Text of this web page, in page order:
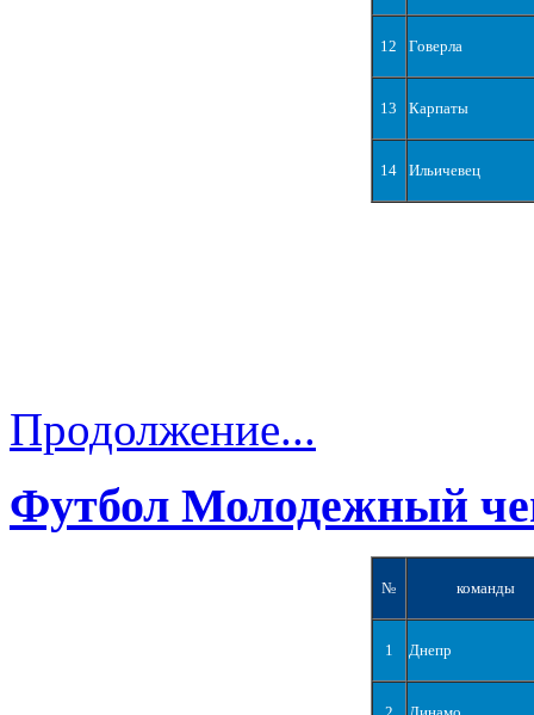
12 Говерла
13 Карпаты
14 Ильичевец
Продолжение...
Футбол Молодежный
№ команды
1 Днепр